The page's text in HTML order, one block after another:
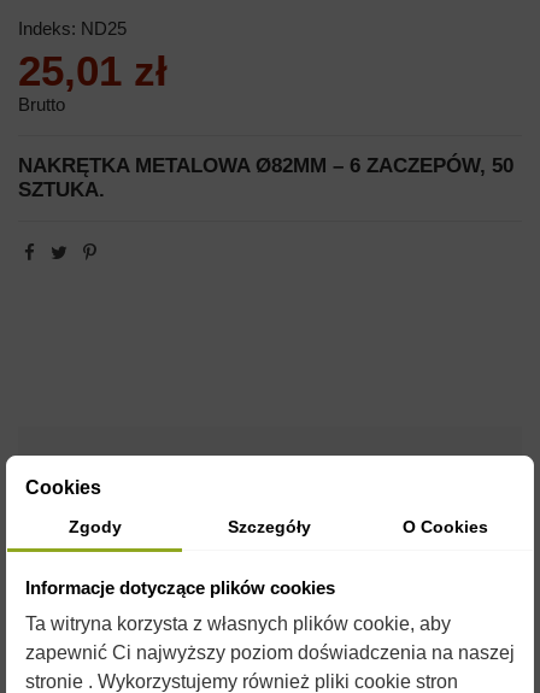
Indeks: ND25
25,01 zł
Brutto
NAKRĘTKA METALOWA Ø82MM – 6 ZACZEPÓW, 50
SZTUKA.
Duża nakrętka posiada rozmiar 82 mm, 6 zaczepów.
Cena za 50 szt.
Do nakrętek polecamy dozowniki, przydadzą się również
produkty reklamowe i banery. W naszej ofercie znajdą również
Państwo pudełka na miód.
Cookies
Zgody Szczegóły O Cookies
Informacje dotyczące plików cookies
Ta witryna korzysta z własnych plików cookie, aby
zapewnić Ci najwyższy poziom doświadczenia na naszej
stronie . Wykorzystujemy również pliki cookie stron